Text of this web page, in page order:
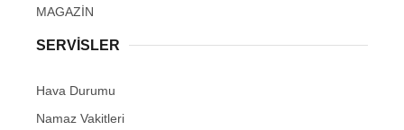
MAGAZİN
SERVİSLER
Hava Durumu
Namaz Vakitleri